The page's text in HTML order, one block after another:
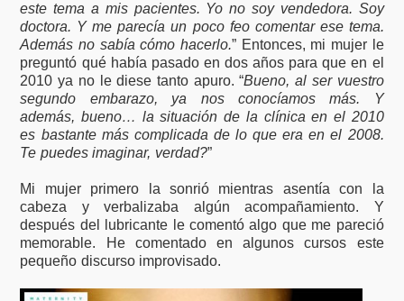
este tema a mis pacientes. Yo no soy vendedora. Soy
doctora. Y me parecía un poco feo comentar ese tema.
Además no sabía cómo hacerlo.” Entonces, mi mujer le
preguntó qué había pasado en dos años para que en el
2010 ya no le diese tanto apuro. “Bueno, al ser vuestro
segundo embarazo, ya nos conocíamos más. Y
además, bueno… la situación de la clínica en el 2010
es bastante más complicada de lo que era en el 2008.
Te puedes imaginar, verdad?”
Mi mujer primero la sonrió mientras asentía con la
cabeza y verbalizaba algún acompañamiento. Y
después del lubricante le comentó algo que me pareció
memorable. He comentado en algunos cursos este
pequeño discurso improvisado.